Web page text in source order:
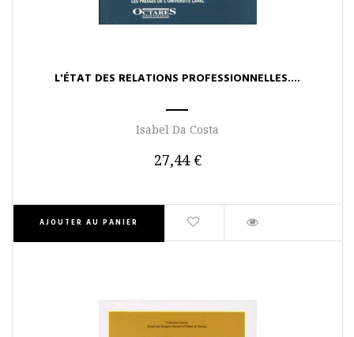
AJOUTER AU PANIER
L'ÉTAT DES RELATIONS PROFESSIONNELLES....
Isabel Da Costa
27,44 €